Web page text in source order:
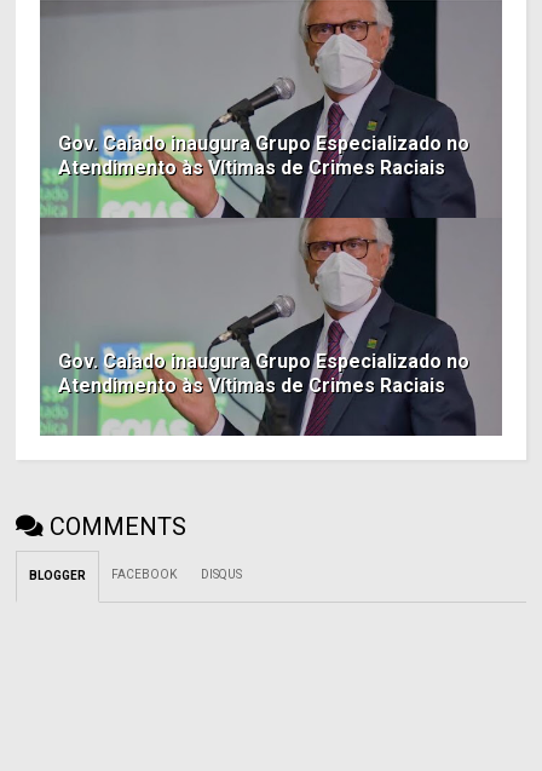
Gov. Caiado inaugura Grupo Especializado no
Atendimento às Vítimas de Crimes Raciais
Gov. Caiado inaugura Grupo Especializado no
Atendimento às Vítimas de Crimes Raciais
COMMENTS
BLOGGER FACEBOOK DISQUS